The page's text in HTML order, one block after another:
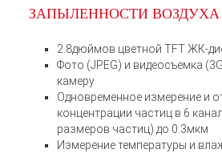
ЗАПЫЛЕННОСТИ ВОЗДУХА
2.8дюймов цветной TFT ЖК-
Фото (JPEG) и видеосъемка
камеру
Одновременное измерение и
концентрации частиц в 6
размеров частиц) до 0.3мкм
Измерение температуры и